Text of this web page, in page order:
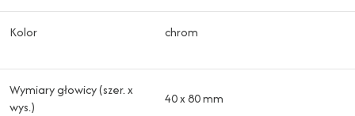
Kolor chrom
Wymiary głowicy (szer. x
wys.)
40 x 80 mm